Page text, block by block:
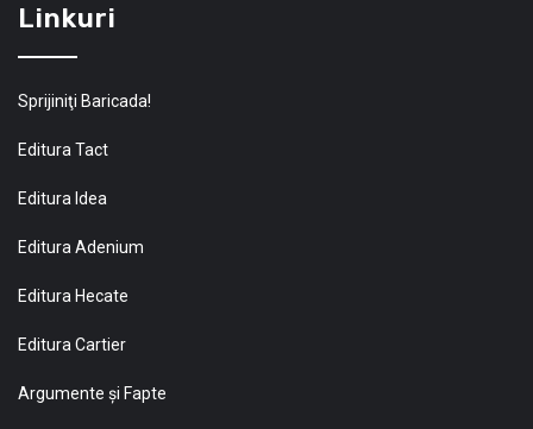
Linkuri
Sprijiniţi Baricada!
Editura Tact
Editura Idea
Editura Adenium
Editura Hecate
Editura Cartier
Argumente și Fapte